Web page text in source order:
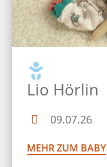
Lio Hörlin
09.07.26
MEHR ZUM BABY